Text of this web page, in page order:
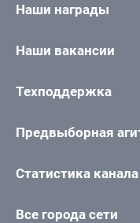
Наши награды
Наши вакансии
Техподдержка
Предвыборная
Статистика
Все города сети